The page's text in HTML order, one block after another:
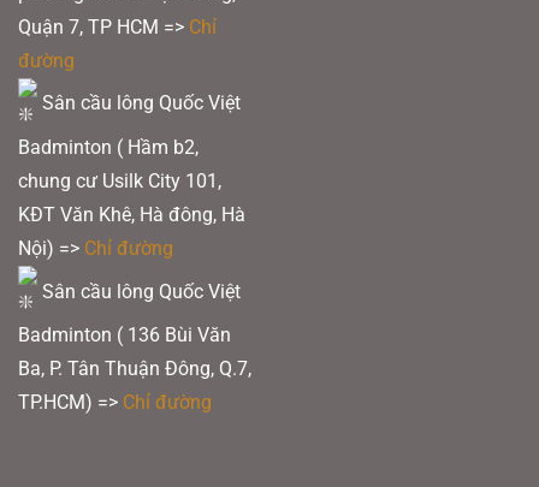
Quận 7, TP HCM => Chỉ
đường
Sân cầu lông Quốc Việt
Badminton ( Hầm b2,
chung cư Usilk City 101,
KĐT Văn Khê, Hà đông, Hà
Nội) => Chỉ đường
Sân cầu lông Quốc Việt
Badminton ( 136 Bùi Văn
Ba, P. Tân Thuận Đông, Q.7,
TP.HCM) => Chỉ đường